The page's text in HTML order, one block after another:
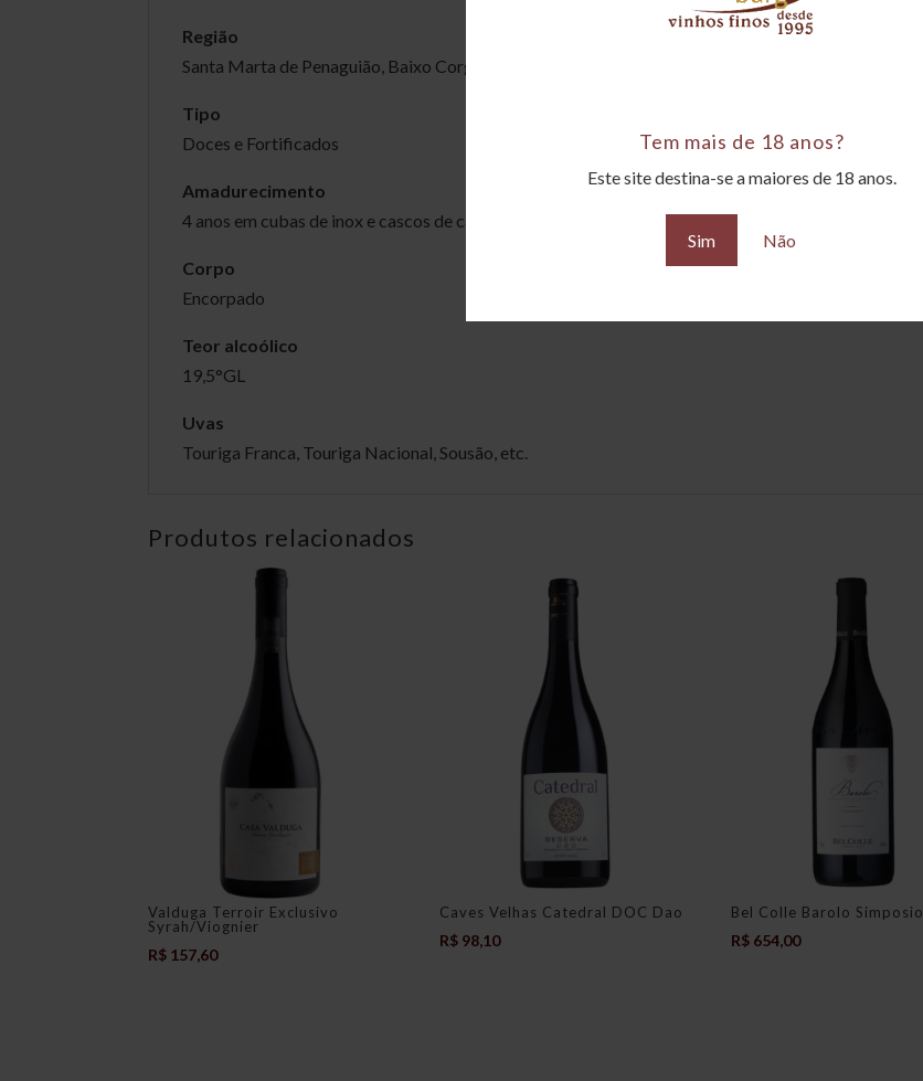
Tem mais de 18 anos?
Este site destina-se a maiores de 18 anos.
Sim Não
Região
Santa Marta de Penaguião, Baixo Corgo, Douro
Tipo
Doces e Fortificados
Amadurecimento
4 anos em cubas de inox e cascos de carvalho
Corpo
Encorpado
Teor alcoólico
19,5°GL
Uvas
Touriga Franca, Touriga Nacional, Sousão, etc.
Produtos relacionados
Valduga Terroir Exclusivo
Syrah/Viognier
R$ 157,60
Caves Velhas Catedral DOC Dao
R$ 98,10
Bel Colle Barolo Simposio
R$654,00